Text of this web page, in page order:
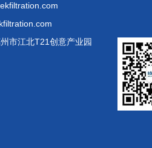
市江北T21创意产业园